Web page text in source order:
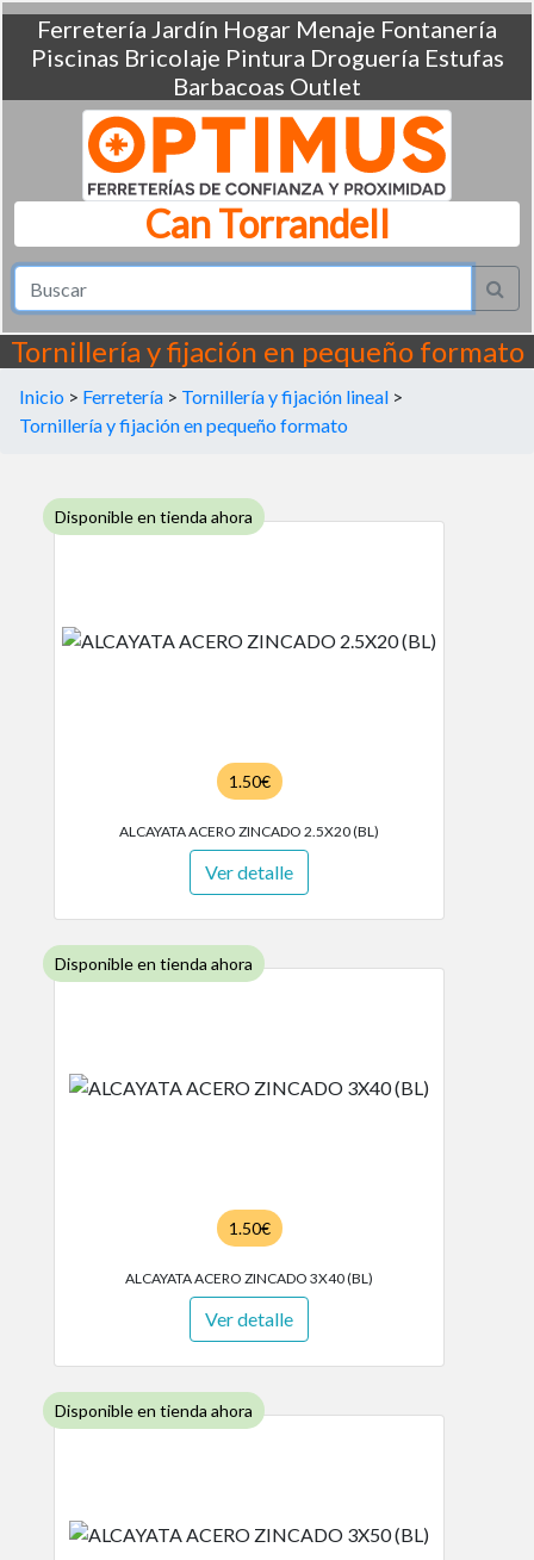
Ferretería Jardín Hogar Menaje Fontanería
Piscinas Bricolaje Pintura Droguería Estufas
Barbacoas Outlet
Can Torrandell
Tornillería y fijación en pequeño formato
Inicio > Ferretería > Tornillería y fijación lineal >
Tornillería y fijación en pequeño formato
Disponible en tienda ahora
1.50€
ALCAYATA ACERO ZINCADO 2.5X20 (BL)
Ver detalle
Disponible en tienda ahora
1.50€
ALCAYATA ACERO ZINCADO 3X40 (BL)
Ver detalle
Disponible en tienda ahora